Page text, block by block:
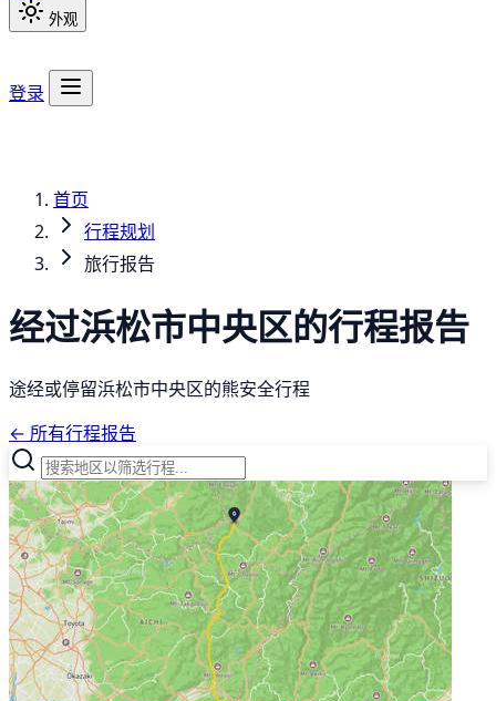
外观
登录
首页
行程规划
旅行报告
经过浜松市中央区的行程报告
途经或停留浜松市中央区的熊安全行程
← 所有行程报告